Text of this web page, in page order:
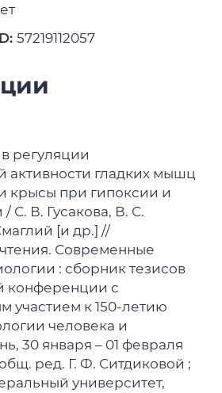
57219112057
регуляции
активности гладких мышц
крысы при гипоксии и
С. В. Гусакова, В. С.
[и др.] //
Современные
: сборник тезисов
конференции с
участием к 150-летию
человека и
30 января – 01 февраля
ред. Г. Ф. Ситдиковой ;
университет,